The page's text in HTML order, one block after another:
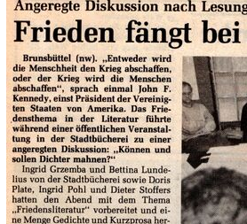
springen
springen